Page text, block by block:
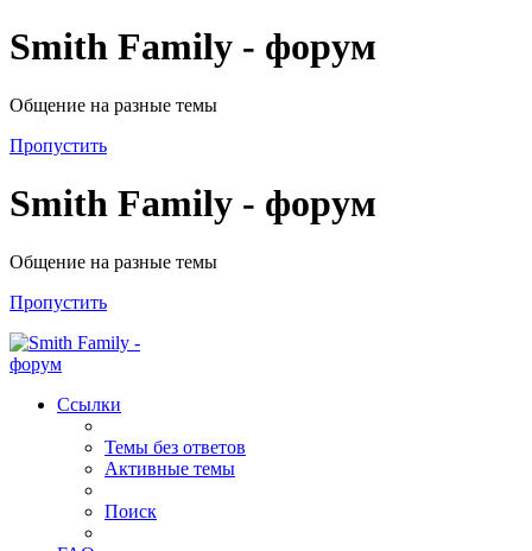
Smith Family - форум
Общение на разные темы
Пропустить
Smith Family - форум
Общение на разные темы
Пропустить
Ссылки
Темы без ответов
Активные темы
Поиск